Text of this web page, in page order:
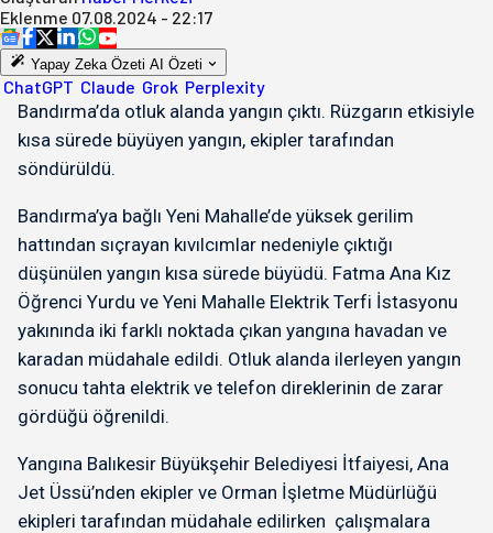
Eklenme 07.08.2024 - 22:17
Yapay Zeka Özeti AI Özeti
ChatGPT Claude Grok Perplexity
Bandırma’da otluk alanda yangın çıktı. Rüzgarın etkisiyle
kısa sürede büyüyen yangın, ekipler tarafından
söndürüldü.
Bandırma’ya bağlı Yeni Mahalle’de yüksek gerilim
hattından sıçrayan kıvılcımlar nedeniyle çıktığı
düşünülen yangın kısa sürede büyüdü. Fatma Ana Kız
Öğrenci Yurdu ve Yeni Mahalle Elektrik Terfi İstasyonu
yakınında iki farklı noktada çıkan yangına havadan ve
karadan müdahale edildi. Otluk alanda ilerleyen yangın
sonucu tahta elektrik ve telefon direklerinin de zarar
gördüğü öğrenildi.
Yangına Balıkesir Büyükşehir Belediyesi İtfaiyesi, Ana
Jet Üssü’nden ekipler ve Orman İşletme Müdürlüğü
ekipleri tarafından müdahale edilirken çalışmalara